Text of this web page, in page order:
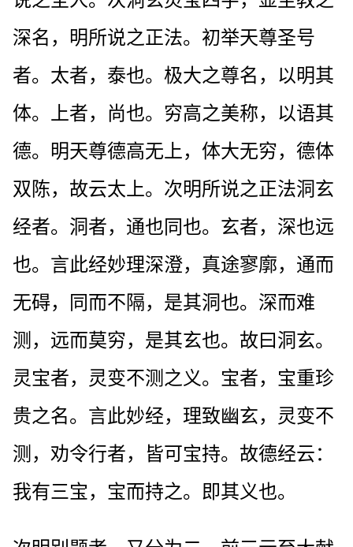
深名，明所说之正法。初举天尊圣号
者。太者，泰也。极大之尊名，以明其
体。上者，尚也。穷高之美称，以语其
德。明天尊德高无上，体大无穷，德体
双陈，故云太上。次明所说之正法洞玄
经者。洞者，通也同也。玄者，深也远
也。言此经妙理深澄，真途寥廓，通而
无碍，同而不隔，是其洞也。深而难
测，远而莫穷，是其玄也。故曰洞玄。
灵宝者，灵变不测之义。宝者，宝重珍
贵之名。言此妙经，理致幽玄，灵变不
测，劝令行者，皆可宝持。故德经云：
我有三宝，宝而持之。即其义也。